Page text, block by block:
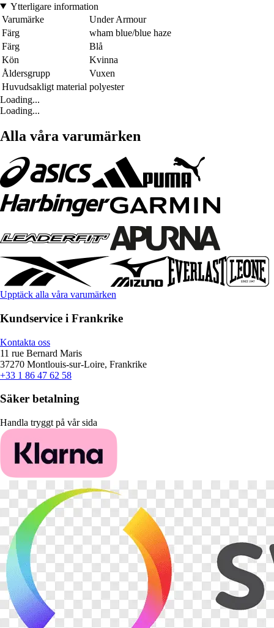
Ytterligare information
Varumärke
Under Armour
Färg
wham blue/blue haze
Färg
Blå
Kön
Kvinna
Åldersgrupp
Vuxen
Huvudsakligt material polyester
Loading...
Loading...
Alla våra varumärken
Upptäck alla våra varumärken
Kundservice i Frankrike
Kontakta oss
11 rue Bernard Maris
37270 Montlouis-sur-Loire, Frankrike
+33 1 86 47 62 58
Säker betalning
Handla tryggt på vår sida